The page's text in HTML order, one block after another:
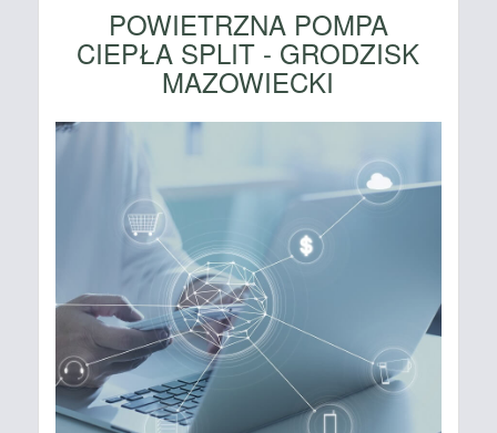
POWIETRZNA POMPA
CIEPŁA SPLIT - GRODZISK
MAZOWIECKI